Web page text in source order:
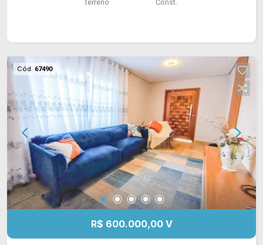
Terreno Const.
Cód. 67490
R$ 600.000,00 V